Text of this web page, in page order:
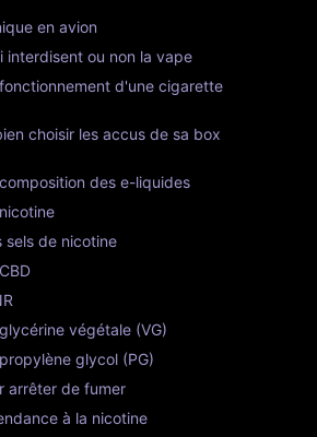
en avion
interdisent ou non la vape
d'une cigarette
choisir les accus de sa box
des e-liquides
sels de nicotine
végétale (VG)
glycol (PG)
arrêter de fumer
à la nicotine